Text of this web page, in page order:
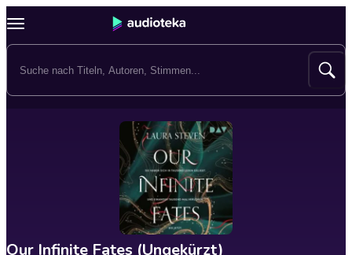
Our Infinite Fates (Ungekürzt)